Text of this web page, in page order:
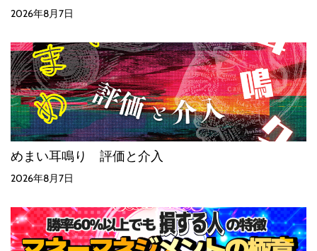
2026年8月7日
めまい耳鳴り 評価と介入
2026年8月7日